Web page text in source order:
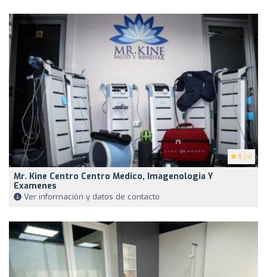
5 (4)
Mr. Kine Centro Centro Medico, Imagenologia Y
Examenes
Ver información y datos de contacto